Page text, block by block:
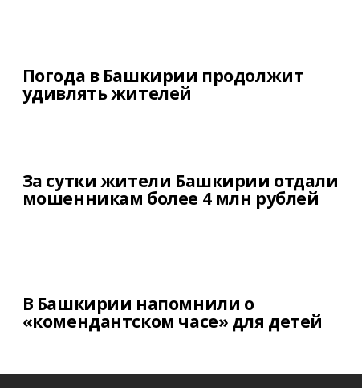
Погода в Башкирии продолжит
удивлять жителей
За сутки жители Башкирии отдали
мошенникам более 4 млн рублей
В Башкирии напомнили о
«комендантском часе» для детей